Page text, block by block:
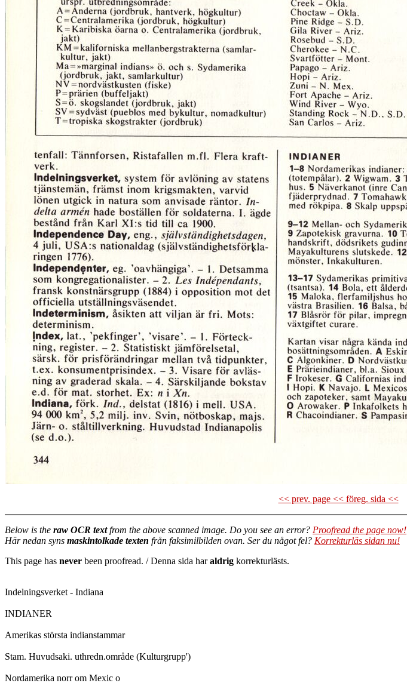
<< prev. page << föreg. sida <<
Below is the raw OCR textfrom the above scanned image. Do you see an error? Proofread the page now!
Här nedan syns maskintolkade texten från faksimilbilden ovan. Ser du något fel? Korrekturläs sidan nu!
This page has never been proofread. / Denna sida haraldrig korrekturlästs.
Indelningsverket - Indiana
INDIANER
Amerikas största indianstammar
Stam. Huvudsaki. uthredn.område (Kulturgrupp')
Nordamerika norr om Mexic o